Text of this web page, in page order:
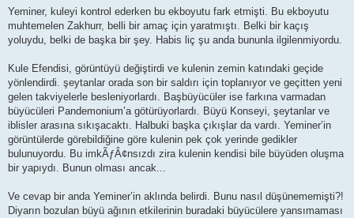
Yeminer, kuleyi kontrol ederken bu ekboyutu fark etmişti. Bu ekboyutu
muhtemelen Zakhurr, belli bir amaç için yaratmıştı. Belki bir kaçış
yoluydu, belki de başka bir şey. Habis liç şu anda bununla ilgilenmiyordu.
Kule Efendisi, görüntüyü değiştirdi ve kulenin zemin katındaki geçide
yönlendirdi. şeytanlar orada son bir saldırı için toplanıyor ve geçitten yeni
gelen takviyelerle besleniyorlardı. Başbüyücüler ise farkına varmadan
büyücüleri Pandemonium’a götürüyorlardı. Büyü Konseyi, şeytanlar ve
iblisler arasına sıkışacaktı. Halbuki başka çıkışlar da vardı. Yeminer’in
görüntülerde görebildiğine göre kulenin pek çok yerinde gedikler
bulunuyordu. Bu imkÃƒÂ¢nsızdı zira kulenin kendisi bile büyüden oluşma
bir yapıydı. Bunun olması ancak...
Ve cevap bir anda Yeminer’in aklında belirdi. Bunu nasıl düşünememişti?!
Diyarın bozulan büyü ağının etkilerinin buradaki büyücülere yansımaması